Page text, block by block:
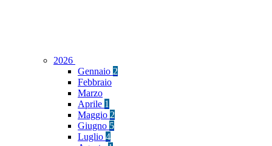
2026
Gennaio 2
Febbraio
Marzo
Aprile 1
Maggio 2
Giugno 5
Luglio 4